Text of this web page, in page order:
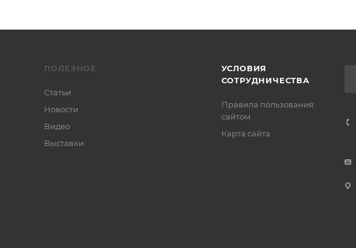
ПОЛЕЗНОЕ
Статьи
Новости
Видео
Выставки
УСЛОВИЯ
СОТРУДНИЧЕСТВА
Правила пользования
сайтом
Карта сайта